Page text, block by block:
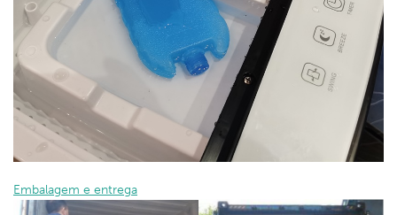
Embalagem e entrega